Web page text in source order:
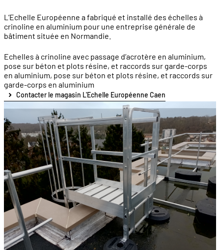
L’Echelle Européenne a fabriqué et installé des échelles à
crinoline en aluminium pour une entreprise générale de
bâtiment située en Normandie.
Echelles à crinoline avec passage d’acrotère en aluminium,
pose sur béton et plots résine, et raccords sur garde-corps
en aluminium, pose sur béton et plots résine, et raccords sur
garde-corps en aluminium
Contacter le magasin L'Echelle Européenne Caen